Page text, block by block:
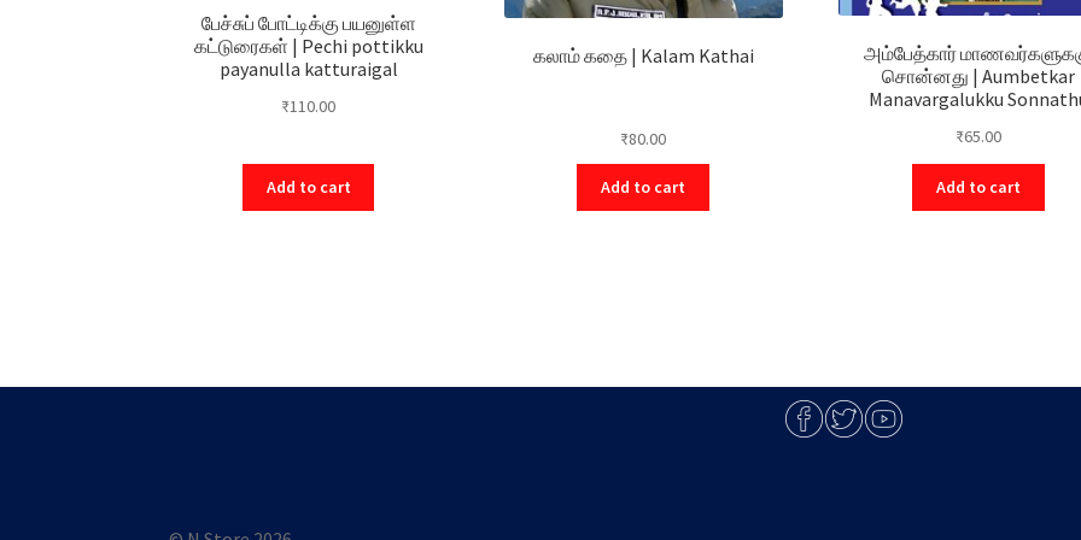
பேச்சுப் போட்டிக்கு பயனுள்ள
கட்டுரைகள் | Pechi pottikku
payanulla katturaigal
₹110.00
Add to cart
கலாம் கதை | Kalam Kathai
₹80.00
Add to cart
அம்பேத்கார்
சொன்னது | Aumbetkar
Manavargalukku
₹65.00
Add to cart